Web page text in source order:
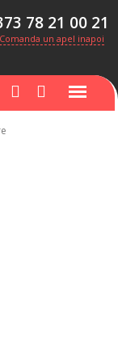
78 21 00 21
Comanda un apel inapoi